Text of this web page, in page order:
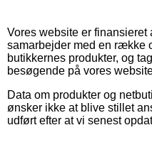
Vores website er
samarbejder med en række
butikkernes produkter, og
besøgende på vores
Data om produkter og
ønsker ikke at blive stillet
udført efter at vi senest